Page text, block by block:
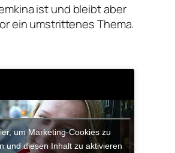
ist und bleibt aber
ein umstrittenes Thema.
um Marketing-Cookies zu
und diesen Inhalt zu aktivieren